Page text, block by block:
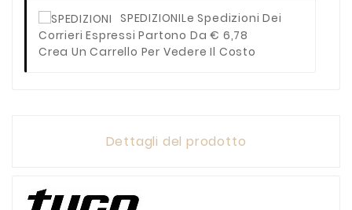
SPEDIZIONILe Spedizioni Dei
Corrieri Espressi Partono Da € 6,78
Crea Un Carrello Per Vedere Il Costo
Dettagli del prodotto